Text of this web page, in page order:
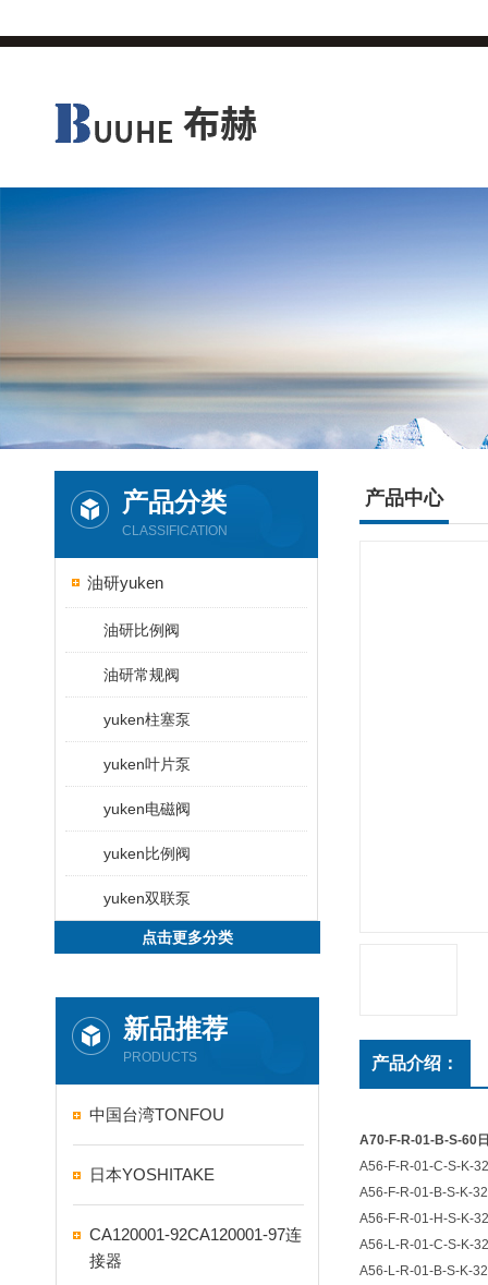
产品分类
CLASSIFICATION
油研yuken
油研比例阀
油研常规阀
yuken柱塞泵
yuken叶片泵
yuken电磁阀
yuken比例阀
yuken双联泵
点击更多分类
新品推荐
PRODUCTS
中国台湾TONFOU
日本YOSHITAKE
CA120001-92CA120001-97连
接器
产品中心
产品介绍：
A70-F-R-01-B-S-60
A56-F-R-01-C-S-K-32
A56-F-R-01-B-S-K-32
A56-F-R-01-H-S-K-32
A56-L-R-01-C-S-K-32
A56-L-R-01-B-S-K-32